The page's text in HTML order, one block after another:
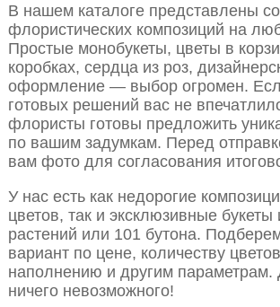
В нашем каталоге представлены
флористических композиций на
Простые монобукеты, цветы в
коробках, сердца из роз,
оформление — выбор огромен.
готовых решений вас не
флористы готовы предложить
по вашим задумкам. Перед
вам фото для согласования
У нас есть как недорогие
цветов, так и эксклюзивные
растений или 101 бутона.
вариант по цене, количеству
наполнению и другим параметрам.
ничего невозможного!